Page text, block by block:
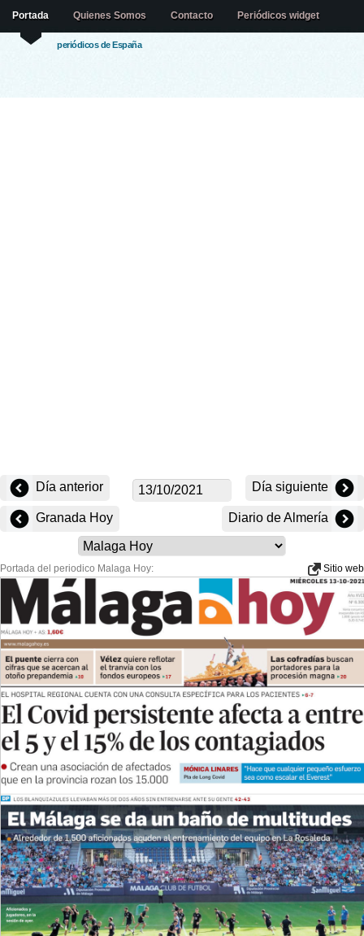
periódicos de España
Portada Quienes Somos Contacto Periódicos widget
Día anterior Día siguiente
Granada Hoy Diario de Almería
Portada del periodico Malaga Hoy: Sitio web